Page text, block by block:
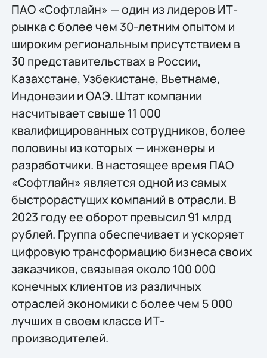
ПАО «Софтлайн» — один из лидеров ИТ-
рынка с более чем 30-летним опытом и
широким региональным присутствием в
30 представительствах в России,
Казахстане, Узбекистане, Вьетнаме,
Индонезии и ОАЭ. Штат компании
насчитывает свыше 11 000
квалифицированных сотрудников, более
половины из которых — инженеры и
разработчики. В настоящее время ПАО
«Софтлайн» является одной из самых
быстрорастущих компаний в отрасли. В
2023 году ее оборот превысил 91 млрд
рублей. Группа обеспечивает и ускоряет
цифровую трансформацию бизнеса своих
заказчиков, связывая около 100 000
конечных клиентов из различных
отраслей экономики с более чем 5 000
лучших в своем классе ИТ-
производителей.